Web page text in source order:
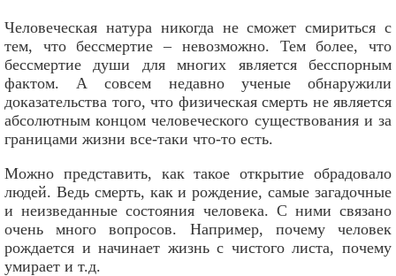
Человеческая натура никогда не сможет смириться с
тем, что бессмертие – невозможно. Тем более, что
бессмертие души для многих является бесспорным
фактом. А совсем недавно ученые обнаружили
доказательства того, что физическая смерть не является
абсолютным концом человеческого существования и за
границами жизни все-таки что-то есть.
Можно представить, как такое открытие обрадовало
людей. Ведь смерть, как и рождение, самые загадочные
и неизведанные состояния человека. С ними связано
очень много вопросов. Например, почему человек
рождается и начинает жизнь с чистого листа, почему
умирает и т.д.